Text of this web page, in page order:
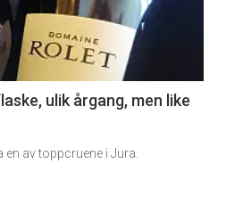
ulik årgang, men like
av toppcruene i Jura.